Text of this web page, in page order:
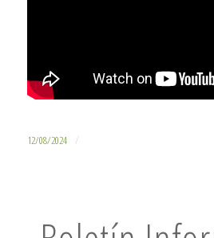
12/08/2024 /